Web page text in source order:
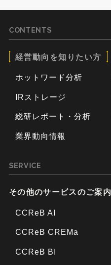
CONTENTS
経営動向を知りたい方
ホットワード分析
IRストレージ
総研レポート・分析
業界動向情報
SERVICE
その他のサービスのご案内
CCReB AI
CCReB CREMa
CCReB BI